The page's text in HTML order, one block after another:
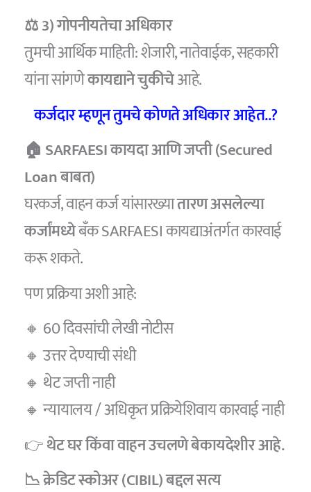
⚖️ 3) गोपनीयतेचा अधिकार
तुमची आर्थिक माहिती: शेजारी, नातेवाईक, सहकारी
यांना सांगणेकायद्याने चुकीचेआहे.
कर्जदार म्हणून तुमचे कोणते अधिकार आहेत..?
🏠 SARFAESI कायदा आणि जप्ती (Secured
Loan बाबत)
घरकर्ज, वाहन कर्ज यांसारख्यातारण असलेल्या
कर्जांमध्येबँक SARFAESI कायद्याअंतर्गत कारवाई
करू शकते.
पण प्रक्रिया अशी आहे:
🔸 60 दिवसांची लेखी नोटीस
🔸 उत्तर देण्याची संधी
🔸 थेट जप्ती नाही
🔸 न्यायालय / अधिकृत प्रक्रियेशिवाय कारवाई नाही
👉थेट घर किंवा वाहन उचलणे बेकायदेशीर आहे.
📉 क्रेडिट स्कोअर (CIBIL) बद्दल सत्य